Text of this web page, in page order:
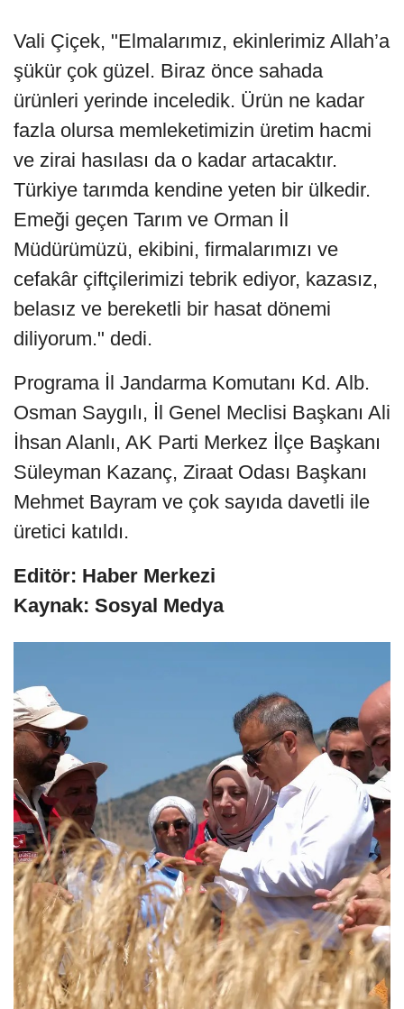
Vali Çiçek, "Elmalarımız, ekinlerimiz Allah’a
şükür çok güzel. Biraz önce sahada
ürünleri yerinde inceledik. Ürün ne kadar
fazla olursa memleketimizin üretim hacmi
ve zirai hasılası da o kadar artacaktır.
Türkiye tarımda kendine yeten bir ülkedir.
Emeği geçen Tarım ve Orman İl
Müdürümüzü, ekibini, firmalarımızı ve
cefakâr çiftçilerimizi tebrik ediyor, kazasız,
belasız ve bereketli bir hasat dönemi
diliyorum." dedi.
Programa İl Jandarma Komutanı Kd. Alb.
Osman Saygılı, İl Genel Meclisi Başkanı Ali
İhsan Alanlı, AK Parti Merkez İlçe Başkanı
Süleyman Kazanç, Ziraat Odası Başkanı
Mehmet Bayram ve çok sayıda davetli ile
üretici katıldı.
Editör: Haber Merkezi
Kaynak: Sosyal Medya